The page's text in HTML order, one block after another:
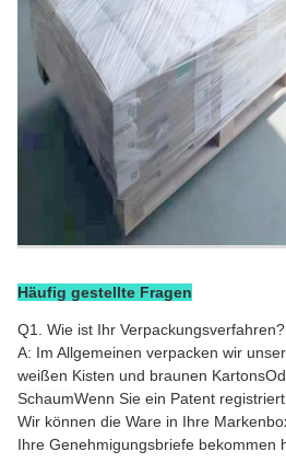
Häufig gestellte Fragen
Q1. Wie ist Ihr Verpackungsverfahren?
A: Im Allgemeinen verpacken wir
weißen Kisten und braunen Kartons
SchaumWenn Sie ein Patent registriert
Wir können die Ware in Ihre
Ihre Genehmigungsbriefe bekommen